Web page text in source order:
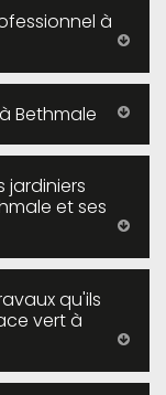
à
Bethmale
jardiniers
et ses
qu'ils
vert à